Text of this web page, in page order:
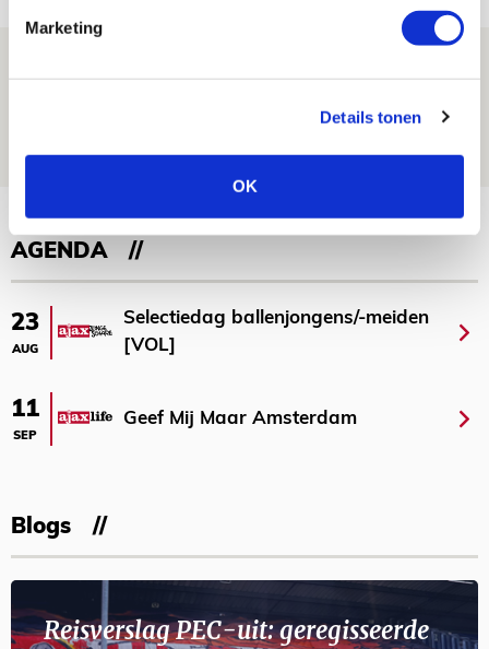
Marketing
Details tonen
OK
NIEUWS
AGENDA
23
AUG
Selectiedag ballenjongens/-meiden
[VOL]
11
SEP
Geef Mij Maar Amsterdam
Blogs
Reisverslag PEC-uit: geregisseerde